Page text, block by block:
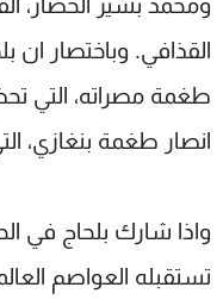
القذافي. وباختصار ان
طغمة مصراته، التي
انصار طغمة بنغازي،
واذا شارك بلحاج في
تستقبله العواصم